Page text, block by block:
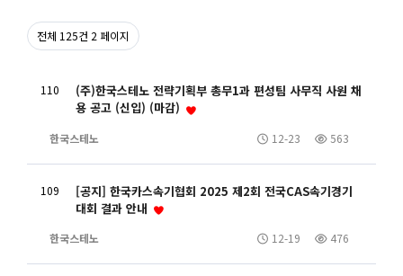
전체 125건 2 페이지
110
(주)한국스테노 전략기획부 총무1과 편성팀 사무직 사원 채
용 공고 (신입) (마감)
한국스테노 563
12-23
109
[공지] 한국카스속기협회 2025 제2회 전국CAS속기경기
대회 결과 안내
한국스테노 476
12-19